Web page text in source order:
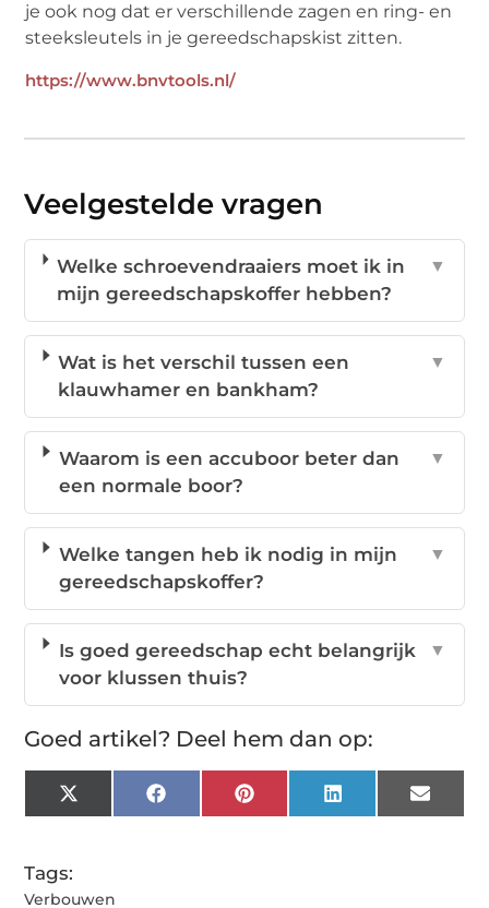
je ook nog dat er verschillende zagen en ring- en
steeksleutels in je gereedschapskist zitten.
https://www.bnvtools.nl/
Veelgestelde vragen
Welke schroevendraaiers moet ik in
mijn gereedschapskoffer hebben?
▼
Wat is het verschil tussen een
klauwhamer en bankham?
▼
Waarom is een accuboor beter dan
een normale boor?
▼
Welke tangen heb ik nodig in mijn
gereedschapskoffer?
▼
Is goed gereedschap echt belangrijk
voor klussen thuis?
▼
Goed artikel? Deel hem dan op:
X
(Twitter)
FacebookPinterest LinkedIn Email
Tags:
Verbouwen